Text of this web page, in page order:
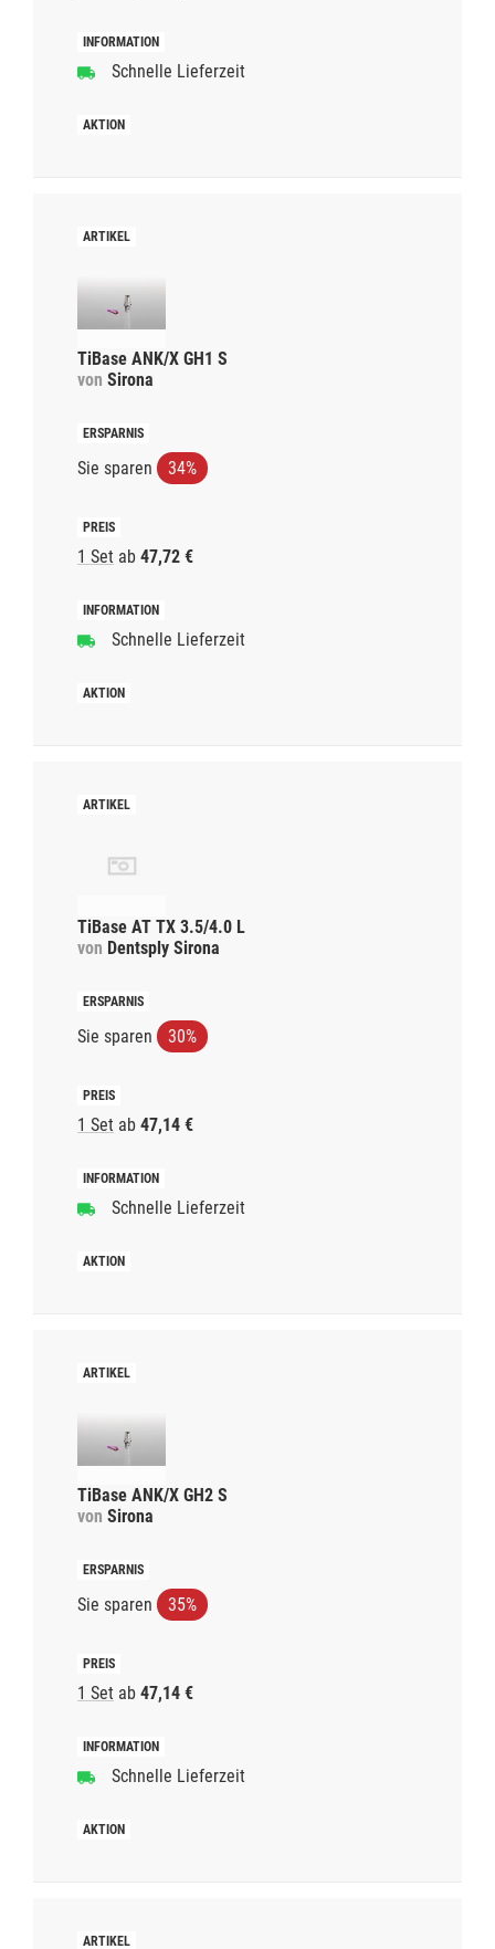
Schnelle Lieferzeit
TiBase ANK/X GH1 S
von Sirona
Sie sparen 34%
1 Set ab 47,72 €
Schnelle Lieferzeit
TiBase AT TX 3.5/4.0 L
von Dentsply Sirona
Sie sparen 30%
1 Set ab 47,14 €
Schnelle Lieferzeit
TiBase ANK/X GH2 S
von Sirona
Sie sparen 35%
1 Set ab 47,14 €
Schnelle Lieferzeit